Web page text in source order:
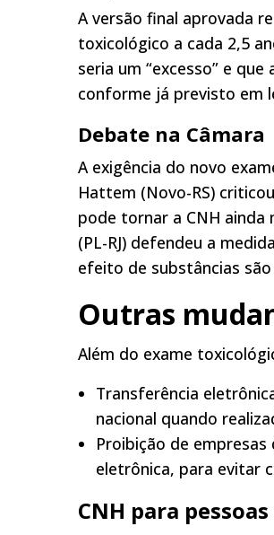
A versão final aprovada
toxicológico a cada 2,5
seria um “excesso” e
conforme já previsto em
Debate na Câmara
A exigência do novo
Hattem (Novo-RS)
pode tornar a CNH ainda
(PL-RJ) defendeu a
efeito de substâncias
Outras
Além do exame
Transferência
nacional quando
Proibição de
eletrônica, para evitar
CNH para